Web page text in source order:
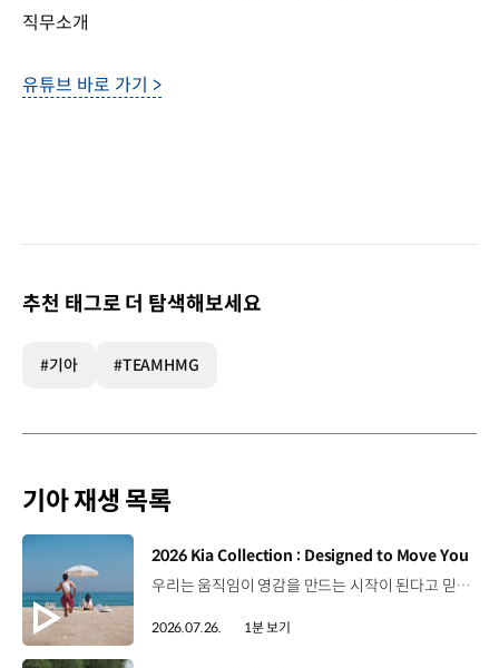
직무소개
유튜브 바로 가기 >
추천 태그로 더 탐색해보세요
#기아 #TEAMHMG
기아 재생 목록
[동영상]
2026 Kia Collection : Designed to Move You
우리는 움직임이 영감을 만드는 시작이 된다고 믿습니다. 기아만의 Movement로 당신의 일상에 영감을 더해줄 2026 Kia Collection을 만나보세요. Designed to move you. Kia Collection 자세히 보기 ▶ #Kia #기아 #KiaCollection #기아컬렉션 #Designedtomoveyou #lifestyle
2026.07.26. 1분 보기